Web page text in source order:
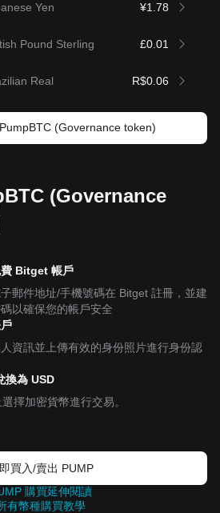
Yen ¥1.78
Pound Sterling £0.01
Real R$0.06
(Governance token)
(Governance
Bitget 帳戶
郵件地址/手機號碼在 Bitget 註冊，並建
以確保您的帳戶安全
資訊並上傳有效的身份照片進行身份認
換為 USD
擇加密貨幣進行交易。
買入/賣出 PUMP
購買延伸閱讀
有幣種購買教學